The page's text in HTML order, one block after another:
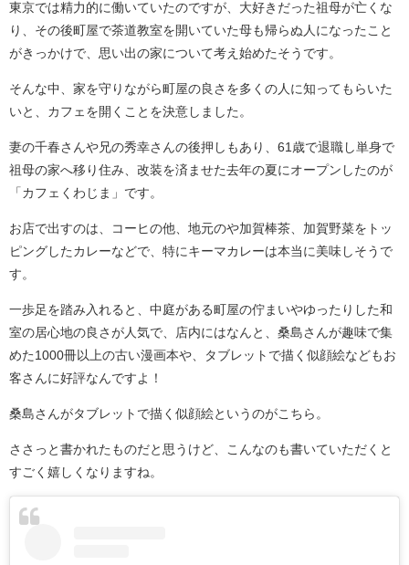
東京では精力的に働いていたのですが、大好きだった祖母が亡くな
り、その後町屋で茶道教室を開いていた母も帰らぬ人になったこと
がきっかけで、思い出の家について考え始めたそうです。
そんな中、家を守りながら町屋の良さを多くの人に知ってもらいた
いと、カフェを開くことを決意しました。
妻の千春さんや兄の秀幸さんの後押しもあり、61歳で退職し単身で
祖母の家へ移り住み、改装を済ませた去年の夏にオープンしたのが
「カフェくわじま」です。
お店で出すのは、コーヒの他、地元のや加賀棒茶、加賀野菜をトッ
ピングしたカレーなどで、特にキーマカレーは本当に美味しそうで
す。
一歩足を踏み入れると、中庭がある町屋の佇まいやゆったりした和
室の居心地の良さが人気で、店内にはなんと、桑島さんが趣味で集
めた1000冊以上の古い漫画本や、タブレットで描く似顔絵などもお
客さんに好評なんですよ！
桑島さんがタブレットで描く似顔絵というのがこちら。
ささっと書かれたものだと思うけど、こんなのも書いていただくと
すごく嬉しくなりますね。